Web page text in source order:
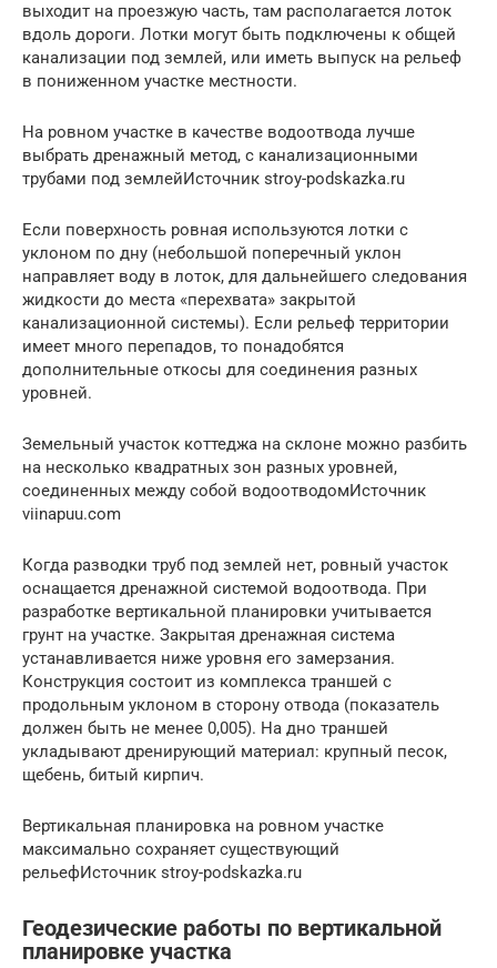
выходит на проезжую часть, там располагается лоток
вдоль дороги. Лотки могут быть подключены к общей
канализации под землей, или иметь выпуск на рельеф
в пониженном участке местности.
На ровном участке в качестве водоотвода лучше
выбрать дренажный метод, с канализационными
трубами под землейИсточник stroy-podskazka.ru
Если поверхность ровная используются лотки с
уклоном по дну (небольшой поперечный уклон
направляет воду в лоток, для дальнейшего следования
жидкости до места «перехвата» закрытой
канализационной системы). Если рельеф территории
имеет много перепадов, то понадобятся
дополнительные откосы для соединения разных
уровней.
Земельный участок коттеджа на склоне можно разбить
на несколько квадратных зон разных уровней,
соединенных между собой водоотводомИсточник
viinapuu.com
Когда разводки труб под землей нет, ровный участок
оснащается дренажной системой водоотвода. При
разработке вертикальной планировки учитывается
грунт на участке. Закрытая дренажная система
устанавливается ниже уровня его замерзания.
Конструкция состоит из комплекса траншей с
продольным уклоном в сторону отвода (показатель
должен быть не менее 0,005). На дно траншей
укладывают дренирующий материал: крупный песок,
щебень, битый кирпич.
Вертикальная планировка на ровном участке
максимально сохраняет существующий
рельефИсточник stroy-podskazka.ru
Геодезические работы по вертикальной
планировке участка